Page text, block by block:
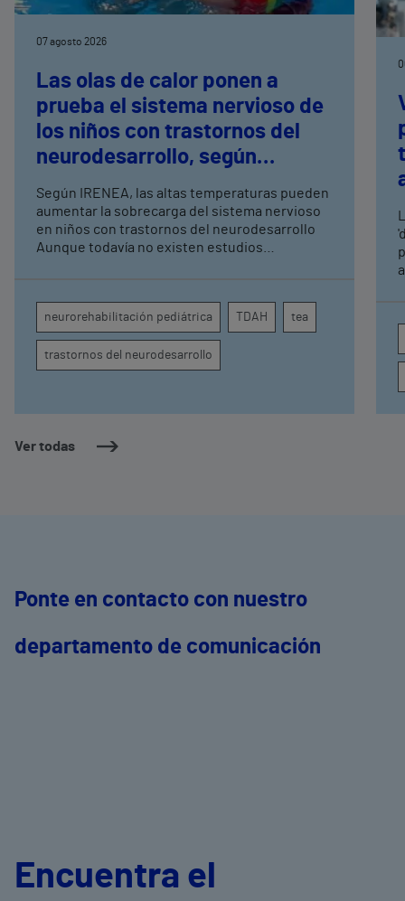
Ver todas
07 agosto 2026
Las olas de calor ponen a
prueba el sistema nervioso de
los niños con trastornos del
neurodesarrollo, según
expertos en
neurorrehabilitación
pediátrica de Vithas
Según IRENEA, las altas temperaturas pueden
aumentar la sobrecarga del sistema nervioso
en niños con trastornos del neurodesarrollo
Aunque todavía no existen estudios
atención, la regulación emocional y la
conducta
neurorehabilitación pediátrica TDAH tea
trastornos del neurodesarrollo
Ponte en contacto con nuestro
departamento de comunicación
Encuentra el